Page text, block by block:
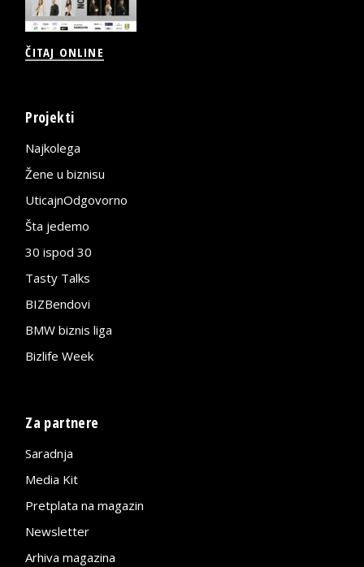
ČITAJ ONLINE
Projekti
Najkolega
Žene u biznisu
UticajnOdgovorno
Šta jedemo
30 ispod 30
Tasty Talks
BIZBendovi
BMW biznis liga
Bizlife Week
Za partnere
Saradnja
Media Kit
Pretplata na magazin
Newsletter
Arhiva magazina